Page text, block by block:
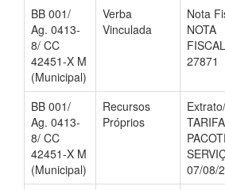
BB 001/
Ag. 0413-
8/ CC
42451-X M
(Municipal)
Verba
Vinculada
Nota
NOTA
27871
BB 001/
Ag. 0413-
8/ CC
42451-X M
(Municipal)
Recursos
Próprios
TARIFA
07/08/